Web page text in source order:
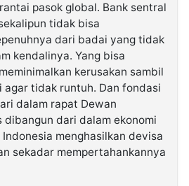
pasok global. Bank sentral
tidak bisa
dari badai yang tidak
kendalinya. Yang bisa
kerusakan sambil
agar tidak runtuh. Dan fondasi
dalam rapat Dewan
dari dalam ekonomi
menghasilkan devisa
sekadar mempertahankannya